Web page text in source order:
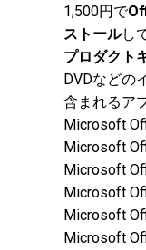
1,500円で
ストールし
プロダクト
DVDなどの
含まれるア
Microsoft
Microsoft
Microsoft
Microsoft
Microsoft
Microsoft